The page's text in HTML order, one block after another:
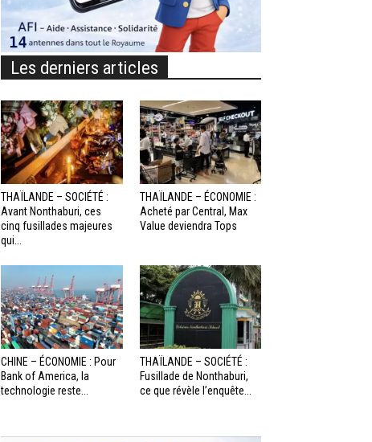
Les derniers articles
THAÏLANDE – SOCIÉTÉ :
Avant Nonthaburi, ces
cinq fusillades majeures
qui...
THAÏLANDE – ÉCONOMIE :
Acheté par Central, Max
Value deviendra Tops
CHINE – ÉCONOMIE : Pour
Bank of America, la
technologie reste...
THAÏLANDE – SOCIÉTÉ :
Fusillade de Nonthaburi,
ce que révèle l’enquête...